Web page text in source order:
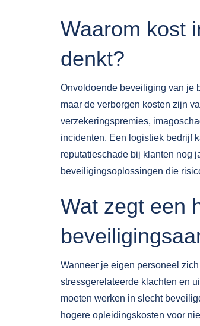
Waarom kost
denkt?
Onvoldoende beveiliging van je
maar de verborgen kosten zijn
verzekeringspremies,
incidenten. Een logistiek bedrijf
reputatieschade bij klanten nog
beveiligingsoplossingen die
Wat zegt een
Wanneer je eigen personeel
stressgerelateerde klachten en
moeten werken in slecht
hogere opleidingskosten voor